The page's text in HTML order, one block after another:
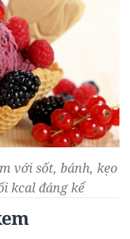
với sốt, bánh, kẹo
kcal đáng kể